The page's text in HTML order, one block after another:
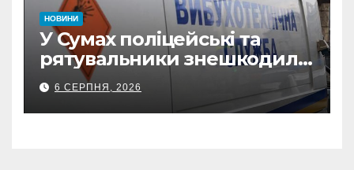
НОВИНИ
У Сумах поліцейські та
рятувальники знешкодили
500-кілограмову авіабомбу
росіян
6 СЕРПНЯ, 2026